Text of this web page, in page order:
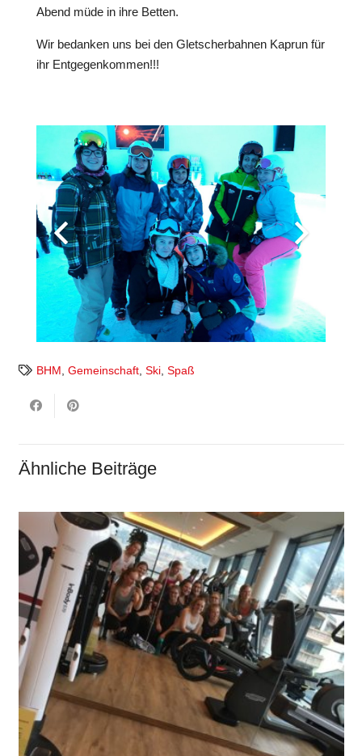
Abend müde in ihre Betten.
Wir bedanken uns bei den Gletscherbahnen Kaprun für
ihr Entgegenkommen!!!
BHM Gemeinschaft, Ski, Spaß
Ähnliche Beiträge